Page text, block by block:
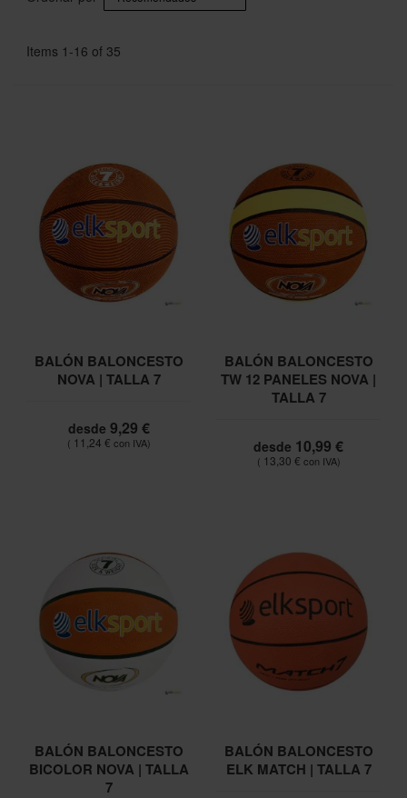
Items 1 -16 of 35
BALÓN BALONCESTO
NOVA | TALLA 7
desde 9,29 €
11,24 €
BALÓN BALONCESTO
TW 12 PANELES NOVA |
TALLA 7
desde 10,99 €
13,30 €
BALÓN BALONCESTO
BICOLOR NOVA | TALLA
7
BALÓN BALONCESTO
ELK MATCH | TALLA 7